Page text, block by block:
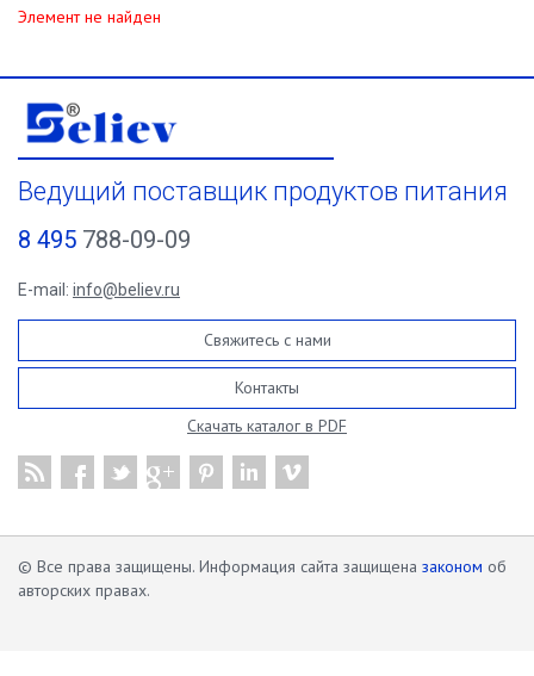
Элемент не найден
Ведущий поставщик продуктов питания
8 495 788-09-09
E-mail: info@believ.ru
Свяжитесь с нами
Контакты
Скачать каталог в PDF
© Все права защищены. Информация сайта защищена законом об
авторских правах.